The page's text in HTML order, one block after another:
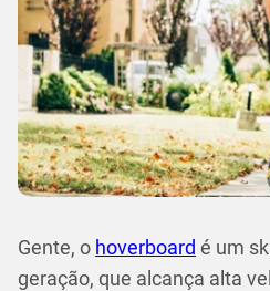
Gente, o hoverboard é um
geração, que alcança alta